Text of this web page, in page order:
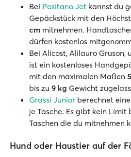
Bei Positano Jet kannst du
Gepäckstück mit den
cm mitnehmen.
dürfen kostenlos
Bei Alicost, Alilauro Gruson,
ist ein kostenloses
mit den maximalen Maßen
bis zu 9 kg Gewicht
Grassi Junior berechnet
je Tasche. Es gibt kein
Taschen die du mitnehmen
Hund oder Haustier auf der